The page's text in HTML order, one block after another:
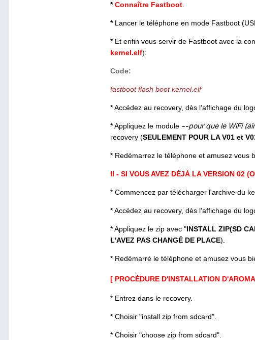
* Connaître Fastboot
*Lancer le téléphone en mode Fastboot
* Et enfin vous servir de Fastboot avec la
kernel.elf):
Code:
fastboot flash boot kernel.elf
* Accédez au recovery, dès l'affichage du
* Appliquez le module --pour que le WiFi
recovery (SEULEMENT POUR LA V01 et
* Redémarrez le téléphone et amusez vous
II - SI VOUS AVEZ DÉJÀ LA VERSION 02
* Commencez par télécharger l'archive du
* Accédez au recovery, dès l'affichage du
* Appliquez le zip avec "INSTALL ZIP(SD
L'AVEZ PAS CHANGÉ DE PLACE).
* Redémarré le téléphone et amusez vous
[ PROCÉDURE D'INSTALLATION
* Entrez dans le recovery.
* Choisir "install zip from sdcard".
* Choisir "choose zip from sdcard".